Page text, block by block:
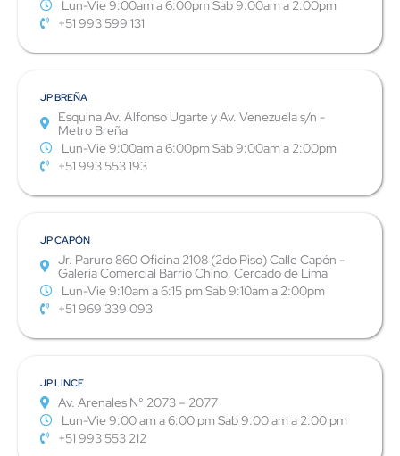
Lun-Vie 9:00am a 6:00pm Sab 9:00am a 2:00pm
+51 993 599 131
JP BREÑA
Esquina Av. Alfonso Ugarte y Av. Venezuela s/n -
Metro Breña
Lun-Vie 9:00am a 6:00pm Sab 9:00am a 2:00pm
+51 993 553 193
JP CAPÓN
Jr. Paruro 860 Oficina 2108 (2do Piso) Calle Capón -
Galería Comercial Barrio Chino, Cercado de Lima
Lun-Vie 9:10am a 6:15 pm Sab 9:10am a 2:00pm
+51 969 339 093
JP LINCE
Av. Arenales N° 2073 – 2077
Lun-Vie 9:00 am a 6:00 pm Sab 9:00 am a 2:00 pm
+51 993 553 212